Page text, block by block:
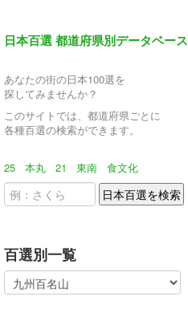
日本百選 都道府県別データベース
あなたの街の日本100選を
探してみませんか？
このサイトでは、都道府県ごとに
各種百選の検索ができます。
25 本丸 21 東南 食文化
百選別一覧